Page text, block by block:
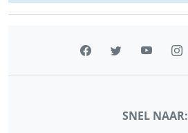
SNEL NAAR: